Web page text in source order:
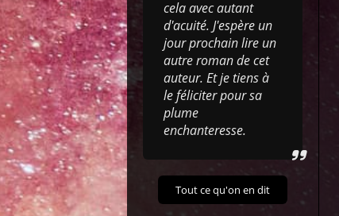
cela avec autant
d'acuité. J'espère un
jour prochain lire un
autre roman de cet
auteur. Et je tiens à
le féliciter pour sa
plume
enchanteresse.
Tout ce qu'on en dit